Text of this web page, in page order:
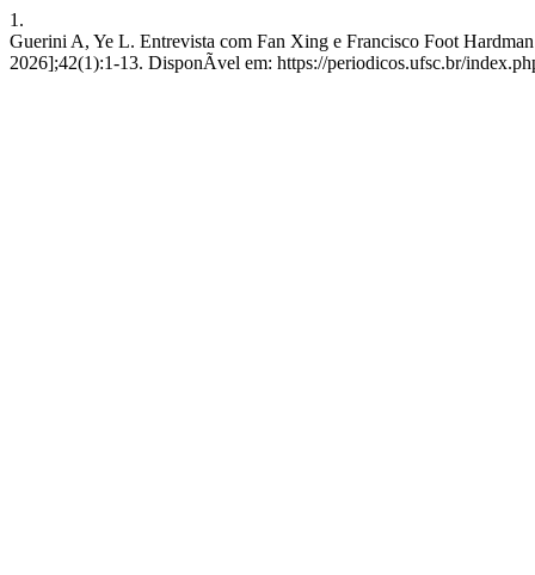
1.
Guerini A, Ye L. Entrevista com Fan Xing e Francisco Foot
2026];42(1):1-13. DisponÃ­vel em: https://periodicos.ufsc.br/